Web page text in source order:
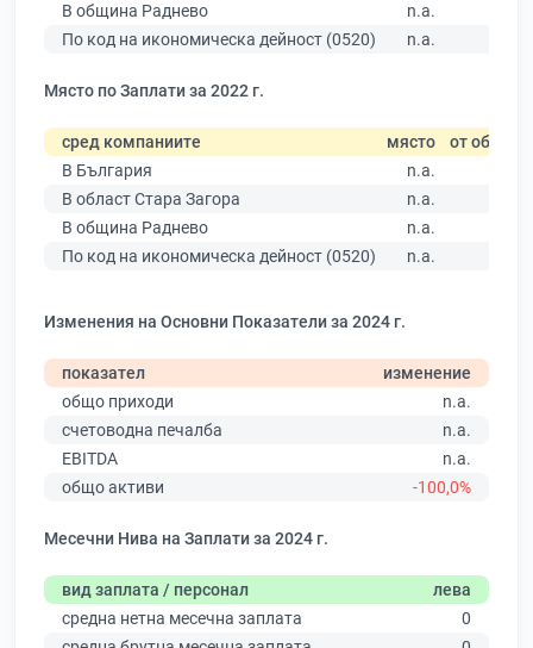
В община Раднево
n.a.
По код на икономическа дейност (0520)
n.a.
Място по Заплати за 2022 г.
сред компаниите място от общо
В България
n.a.
В област Стара Загора
n.a.
В община Раднево
n.a.
По код на икономическа дейност (0520)
n.a.
Изменения на Основни Показатели за 2024 г.
показател
изменение
общо приходи
n.a.
счетоводна печалба
n.a.
EBITDA
n.a.
общо активи
-100,0%
Месечни Нива на Заплати за 2024 г.
вид заплата / персонал
лева
средна нетна месечна заплата
0